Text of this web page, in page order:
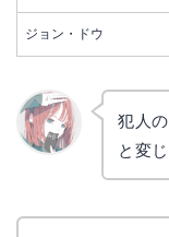
ジョン・ドウ
犯人
と変